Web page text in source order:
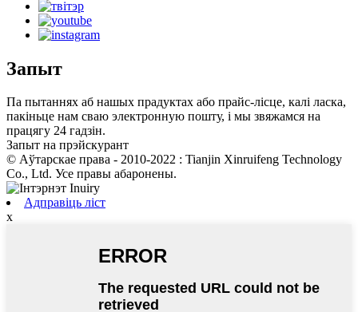
Запыт
Па пытаннях аб нашых прадуктах або прайс-лісце, калі ласка,
пакіньце нам сваю электронную пошту, і мы звяжамся на
працягу 24 гадзін.
Запыт на прэйскурант
© Аўтарскае права - 2010-2022 : Tianjin Xinruifeng Technology
Co., Ltd. Усе правы абаронены.
Адправіць ліст
x